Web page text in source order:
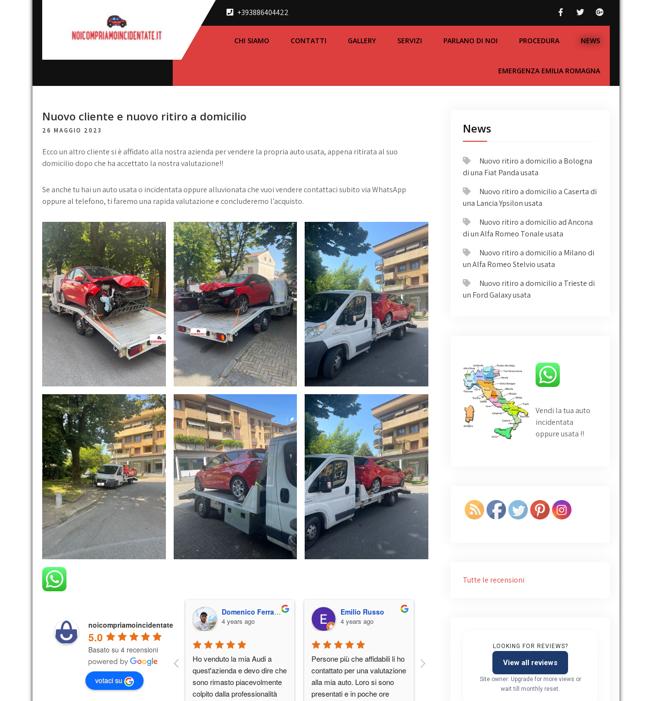
+393886404422
Noi
incidentate
automobili
CHI SIAMO CONTATTI GALLERY SERVIZI PARLANO DI NOI PROCEDURA NEWS
EMERGENZA EMILIA ROMAGNA
Nuovo cliente e nuovo ritiro a domicilio
26 MAGGIO 2023
Ecco un altro cliente si è affidato alla nostra azienda per vendere la propria auto usata, appena ritirata al suo
domicilio dopo che ha accettato la nostra valutazione!!
Se anche tu hai un auto usata o incidentata oppure alluvionata che vuoi vendere contattaci subito via WhatsApp
oppure al telefono, ti faremo una rapida valutazione e concluderemo l’acquisto.
noicompriamoincidentate
5.0
Basato su 4 recensioni
votaci su
Domenico Ferraioli
4 years ago
Ho venduto la mia Audi a
quest'azienda e devo dire che
sono rimasto piacevolmente
colpito dalla professionalità
Emilio Russo
4 years ago
Persone più che affidabili li ho
contattato per una valutazione
alla mia auto. Loro si sono
presentati e in poche ore
Ottima azienda persone serie
e cordiali e promettono
quanto preventivato
News
Nuovo ritiro a domicilio a Bologna
di una Fiat Panda usata
Nuovo ritiro a domicilio a Caserta di
una Lancia Ypsilon usata
Nuovo ritiro a domicilio ad Ancona
di un Alfa Romeo Tonale usata
Nuovo ritiro a domicilio a Milano di
un Alfa Romeo Stelvio usata
Nuovo ritiro a domicilio a Trieste di
un Ford Galaxy usata
Vendi la tua auto
incidentata
oppure usata !!
Tutte le recensioni
LOOKING FOR REVIEWS?
View all reviews
Site owner: Upgrade for more views or
wait till monthly reset.